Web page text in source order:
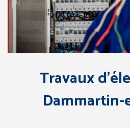
Travaux
Dammartin-